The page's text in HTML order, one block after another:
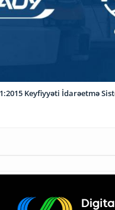
Keyfiyyəti İdarəetmə